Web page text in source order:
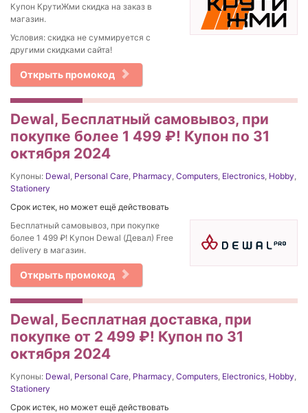
Купон КрутиЖми скидка на заказ в
магазин.
Условия: скидка не суммируется с
другими скидками сайта!
Открыть промокод
Dewal, Бесплатный самовывоз, при
покупке более 1 499 ₽! Купон по 31
октября 2024
Купоны: Dewal, Personal Care, Pharmacy, Computers, Electronics, Hobby,
Stationery
Срок истек, но может ещё действовать
Бесплатный самовывоз, при покупке
более 1 499 ₽! Купон Dewal (Девал) Free
delivery в магазин.
Открыть промокод
Dewal, Бесплатная доставка, при
покупке от 2 499 ₽! Купон по 31
октября 2024
Купоны: Dewal, Personal Care, Pharmacy, Computers, Electronics, Hobby,
Stationery
Срок истек, но может ещё действовать